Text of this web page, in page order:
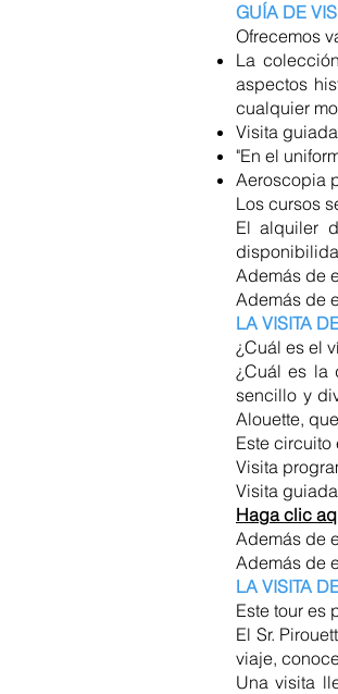
GUÍA DE
Ofrecemos
La
aspectos
cualquier
Visita
"En el
Aeroscopia
Los cursos
El alquiler
Además de
Además de
LA VISITA
¿Cuál es el
¿Cuál es la
sencillo y
Alouette,
Este
Visita
Visita
Haga clic
Además de
Además de
LA VISITA
Este tour es
El Sr.
viaje,
Una visita